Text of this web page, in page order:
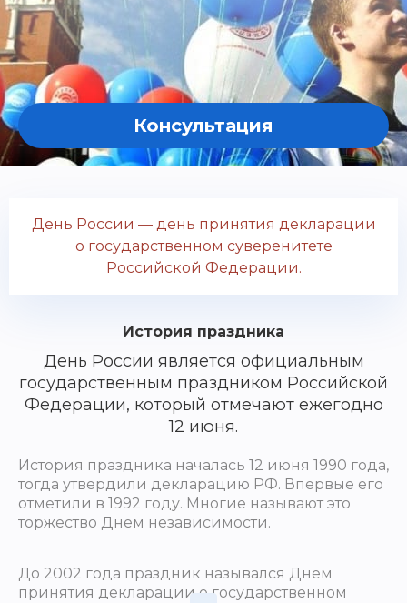
Консультация
День России — день принятия декларации
о государственном суверенитете
Российской Федерации.
История праздника
День России является официальным
государственным праздником Российской
Федерации, который отмечают ежегодно
12 июня.
История праздника началась 12 июня 1990 года,
тогда утвердили декларацию РФ. Впервые его
отметили в 1992 году. Многие называют это
торжество Днем независимости.
До 2002 года праздник назывался Днем
принятия декларации о государственном